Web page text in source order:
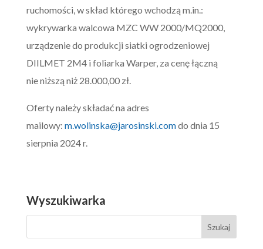
ruchomości, w skład którego wchodzą m.in.:
wykrywarka walcowa MZC WW 2000/MQ2000,
urządzenie do produkcji siatki ogrodzeniowej
DIILMET 2M4 i foliarka Warper, za cenę łączną
nie niższą niż 28.000,00 zł.
Oferty należy składać na adres
mailowy: m.wolinska@jarosinski.comdo dnia 15
sierpnia 2024 r.
Wyszukiwarka